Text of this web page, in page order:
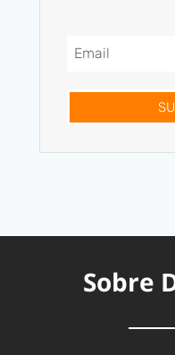
Sobre